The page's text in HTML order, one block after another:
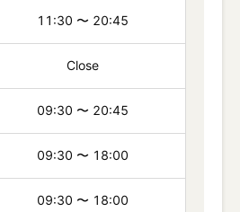
11:30 〜 20:45
Close
09:30 〜 20:45
09:30 〜 18:00
09:30 〜 18:00